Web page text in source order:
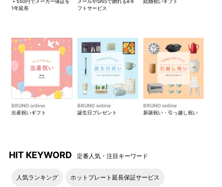
1年延長
フトサービス
BRUNO online
出産祝いギフト
BRUNO online
誕生日プレゼント
BRUNO online
新築祝い・引っ越し祝い
HIT KEYWORD 定番人気・注目キーワード
人気ランキング ホットプレート延長保証サービス